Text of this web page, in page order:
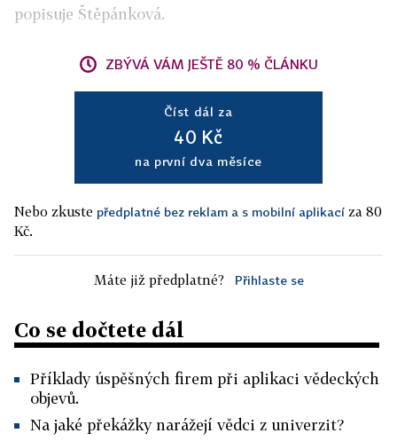
popisuje Štěpánková.
ZBÝVÁ VÁM JEŠTĚ 80 % ČLÁNKU
Číst dál za
40 Kč
na první dva měsíce
Nebo zkuste předplatné bez reklam a s mobilní aplikací za 80
Kč.
Máte již předplatné? Přihlaste se
Co se dočtete dál
Příklady úspěšných firem při aplikaci vědeckých
objevů.
Na jaké překážky narážejí vědci z univerzit?